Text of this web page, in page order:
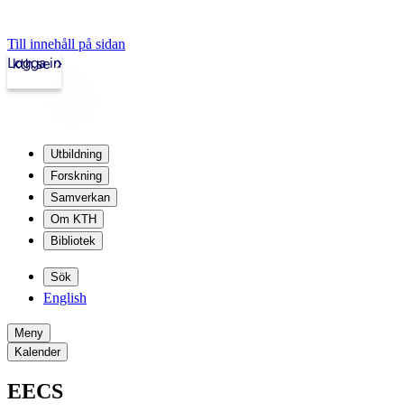
Till innehåll på sidan
kth.se
Logga in
Utbildning
Forskning
Samverkan
Om KTH
Bibliotek
Sök
English
Meny
Kalender
EECS